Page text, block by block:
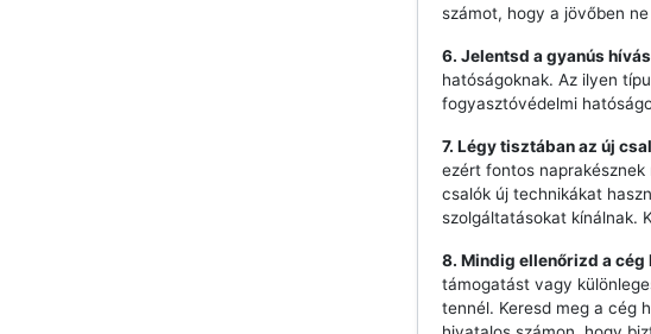
számot, hogy a jövőben
6. Jelentsd a gyanús
hatóságoknak. Az ilyen
fogyasztóvédelmi
7. Légy tisztában az új
ezért fontos naprakésznek
csalók új technikákat
szolgáltatásokat kínálnak.
8. Mindig ellenőrizd a cég
támogatást vagy
tennél. Keresd meg a cég